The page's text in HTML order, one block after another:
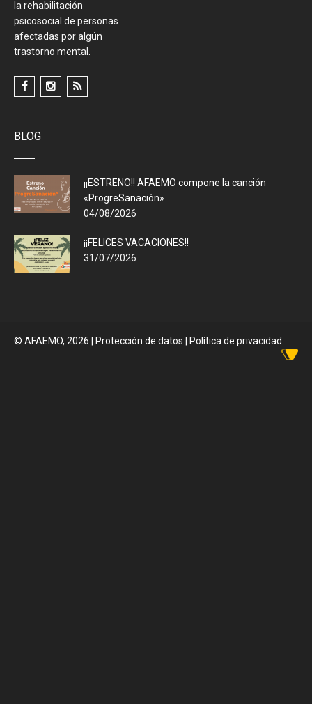
la rehabilitación
psicosocial de personas
afectadas por algún
trastorno mental.
BLOG
¡¡ESTRENO!! AFAEMO compone la canción
«ProgreSanación»
04/08/2026
¡¡FELICES VACACIONES!!
31/07/2026
© AFAEMO, 2026 Protección de datos | Política de privacidad